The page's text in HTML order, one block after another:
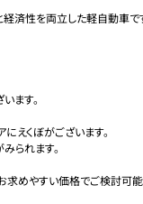
経済性を両立した軽自動車で
ます。
えくぼがございます。
られます。
めやすい価格でご検討可能